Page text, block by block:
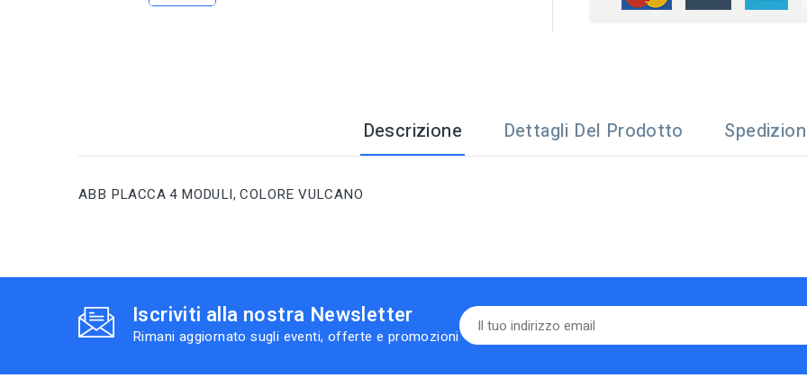
Descrizione Dettagli Del Prodotto
ABB PLACCA 4 MODULI, COLORE VULCANO
Iscriviti alla nostra Newsletter
Rimani aggiornato sugli eventi, offerte e promozioni